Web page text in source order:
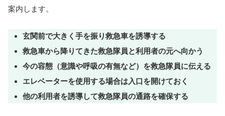
案内します。
玄関前で大きく手を振り救急車を誘導する
救急車から降りてきた救急隊員と利用者の元へ向かう
今の容態（意識や呼吸の有無など）を救急隊員に伝える
エレベーターを使用する場合は入口を開けておく
他の利用者を誘導して救急隊員の通路を確保する